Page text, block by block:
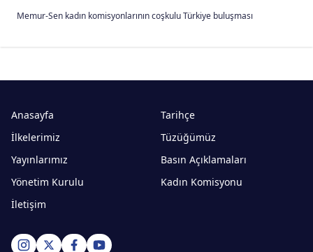
Memur-Sen kadın komisyonlarının coşkulu Türkiye buluşması
Anasayfa
Tarihçe
İlkelerimiz
Tüzüğümüz
Yayınlarımız
Basın Açıklamaları
Yönetim Kurulu
Kadın Komisyonu
İletişim